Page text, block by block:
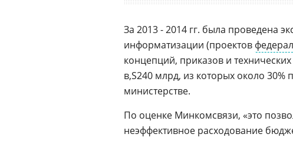
За 2013 - 2014 гг. была проведена
информатизации (проектов
концепций, приказов и
240 млрд, из которых около 30%
министерстве.
По оценке Минкомсвязи, «это
неэффективное расходование